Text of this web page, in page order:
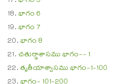
భాగం 6
భాగం 7
భాగం 8
చతుర్థాశాసము భాగం-- 1
తృతీయాశ్వాసము భాగం-1-100